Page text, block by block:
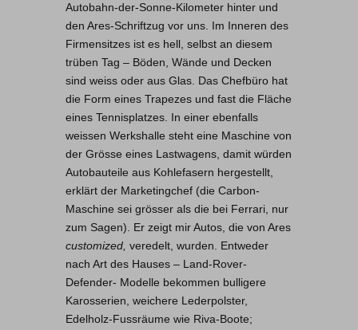
Autobahn-der-Sonne-Kilometer hinter und
den Ares-Schriftzug vor uns. Im Inneren des
Firmensitzes ist es hell, selbst an diesem
trüben Tag – Böden, Wände und Decken
sind weiss oder aus Glas. Das Chefbüro hat
die Form eines Trapezes und fast die Fläche
eines Tennisplatzes. In einer ebenfalls
weissen Werkshalle steht eine Maschine von
der Grösse eines Lastwagens, damit würden
Autobauteile aus Kohlefasern hergestellt,
erklärt der Marketingchef (die Carbon-
Maschine sei grösser als die bei Ferrari, nur
zum Sagen). Er zeigt mir Autos, die von Ares
customized, veredelt, wurden. Entweder
nach Art des Hauses – Land-Rover-
Defender- Modelle bekommen bulligere
Karosserien, weichere Lederpolster,
Edelholz-Fussräume wie Riva-Boote;